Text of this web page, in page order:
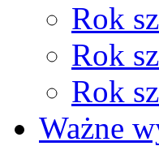
Rok
Rok
Rok
Ważne